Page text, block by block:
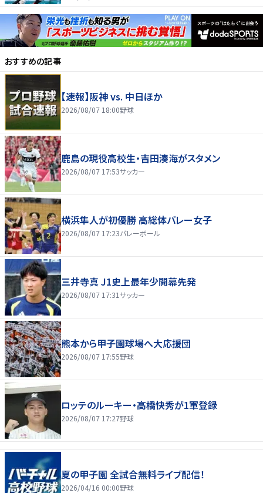
おすすめの記事
【速報】阪神 vs. 中日ほか
2026/08/07 18:00野球
鹿島の現役高校生・吉田湊海がスタメン
2026/08/07 17:53サッカー
横浜隼人が初優勝 高総体バレー女子
2026/08/07 17:23バレーボール
三井寺真 J1史上最年少開幕先発
2026/08/07 17:31サッカー
熊本から甲子園球場へ大応援団
2026/08/07 17:55野球
ロッテのルーキー・高橋快秀が1軍登録
2026/08/07 17:27野球
夏の甲子園 全試合無料ライブ配信！
2026/04/16 00:00野球